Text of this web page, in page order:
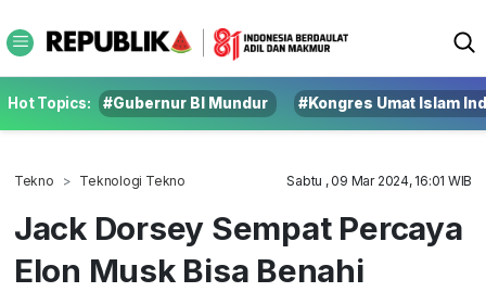
Hot Topics: #Gubernur BI Mundur #Kongres Umat Islam
Tekno Teknologi Tekno Sabtu , 09 Mar 2024, 16:01 WIB
Jack Dorsey Sempat Percaya
Elon Musk Bisa Benahi